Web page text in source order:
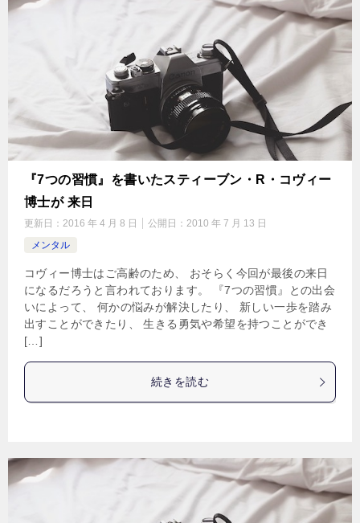
『7つの習慣』を書いたスティーブン・R・コヴィー
博士が 来日
更新日： 2016 年 4 月 8 日 公開日： 2010 年 7 月 13 日
メンタル
コヴィー博士はご高齢のため、 おそらく今回が最後の来日
になるだろうと言われております。 『7つの習慣』との出会
いによって、 何かの悩みが解決したり、 新しい一歩を踏み
出すことができたり、 生きる勇気や希望を持つことができ
[…]
続きを読む